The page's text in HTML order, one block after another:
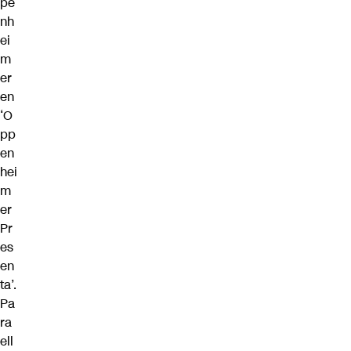
nh
ei
m
er
en
‘O
pp
en
hei
m
er
Pr
es
en
ta’.
Pa
ra
ell